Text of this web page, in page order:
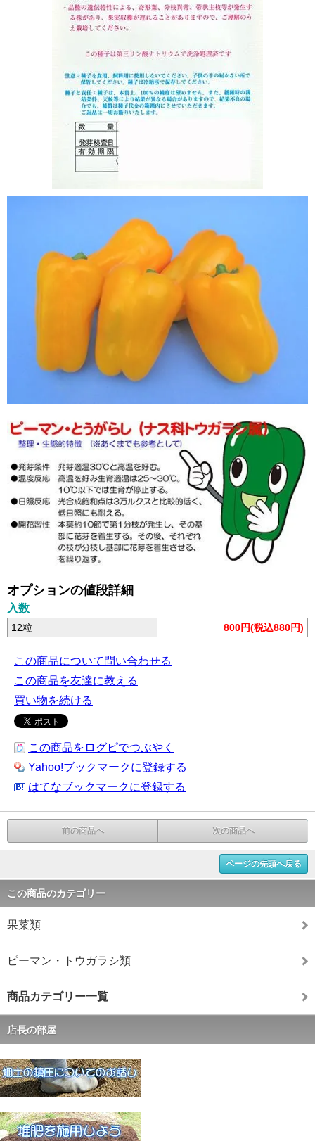
オプションの値段詳細
入数
12粒 800円(税込880円)
この商品について問い合わせる
この商品を友達に教える
買い物を続ける
この商品をログピでつぶやく
Yahoo!ブックマークに登録する
はてなブックマークに登録する
前の商品へ 次の商品へ
ページの先頭へ戻る
この商品のカテゴリー
果菜類
ピーマン・トウガラシ類
商品カテゴリー一覧
店長の部屋